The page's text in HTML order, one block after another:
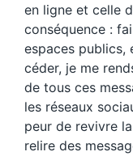
en ligne et celle
conséquence :
espaces publics,
céder, je me
de tous ces
les réseaux
peur de revivre
relire des